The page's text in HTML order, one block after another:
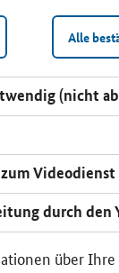
Alle
(nicht
Videodienst
durch den
über